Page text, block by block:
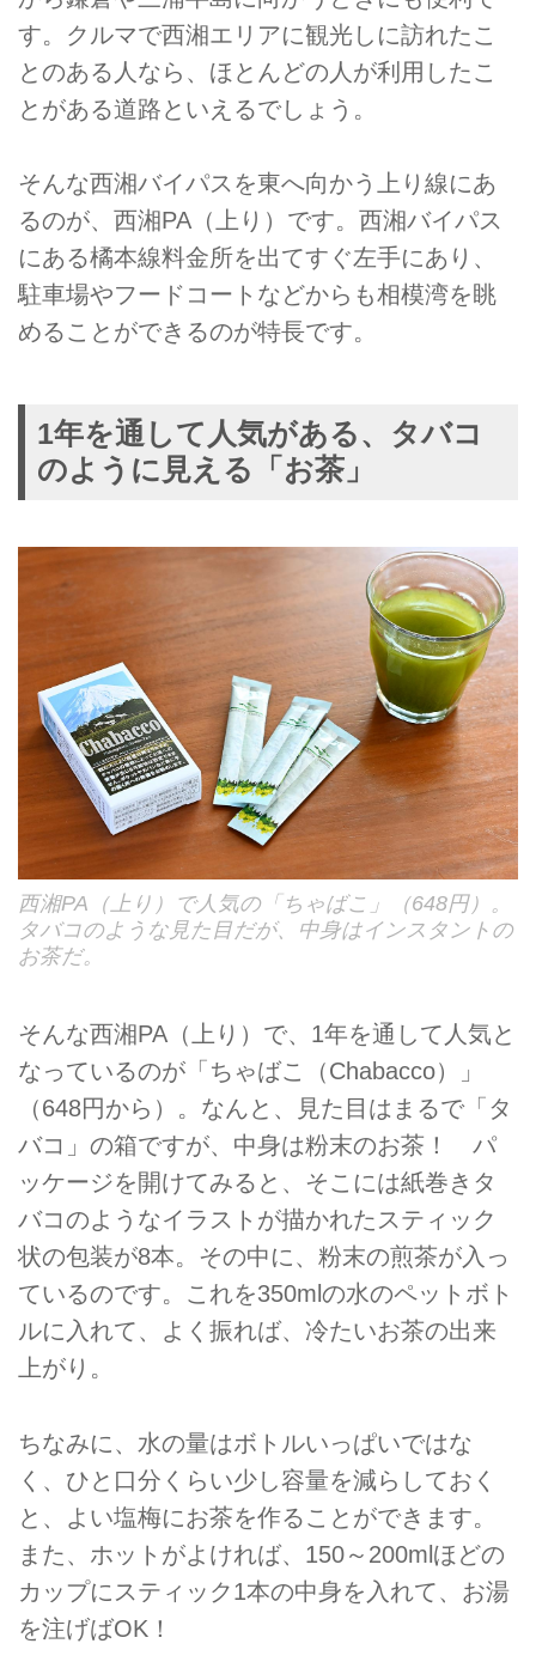
す。クルマで西湘エリアに観光しに訪れたこ
とのある人なら、ほとんどの人が利用したこ
とがある道路といえるでしょう。
そんな西湘バイパスを東へ向かう上り線にあ
るのが、西湘PA（上り）です。西湘バイパス
にある橘本線料金所を出てすぐ左手にあり、
駐車場やフードコートなどからも相模湾を眺
めることができるのが特長です。
1年を通して人気がある、タバコ
のように見える「お茶」
西湘PA（上り）で人気の「ちゃばこ」（648円）。
タバコのような見た目だが、中身はインスタントの
お茶だ。
そんな西湘PA（上り）で、1年を通して人気と
なっているのが「ちゃばこ（Chabacco）」
（648円から）。なんと、見た目はまるで「タ
バコ」の箱ですが、中身は粉末のお茶！ パ
ッケージを開けてみると、そこには紙巻きタ
バコのようなイラストが描かれたスティック
状の包装が8本。その中に、粉末の煎茶が入っ
ているのです。これを350mlの水のペットボト
ルに入れて、よく振れば、冷たいお茶の出来
上がり。
ちなみに、水の量はボトルいっぱいではな
く、ひと口分くらい少し容量を減らしておく
と、よい塩梅にお茶を作ることができます。
また、ホットがよければ、150～200mlほどの
カップにスティック1本の中身を入れて、お湯
を注げばOK！